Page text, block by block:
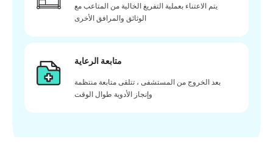
يتم الاعتناء بعملية التفريغ الخالية من المتاعب مع
الوثائق والمرافق الأخرى
متابعة الرعاية
بعد الخروج من المستشفى ، تتلقى متابعة منتظمة
وإنجاز الأدوية طوال الوقت